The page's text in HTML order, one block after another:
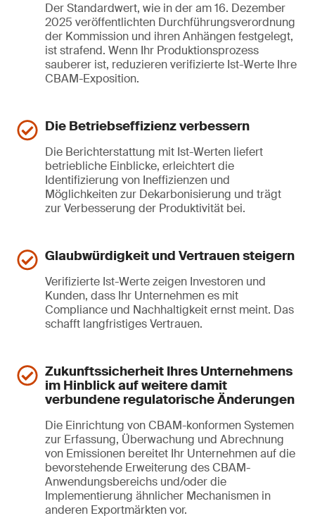
Der Standardwert, wie in der am 16. Dezember
2025 veröffentlichten Durchführungsverordnung
der Kommission und ihren Anhängen festgelegt,
ist strafend. Wenn Ihr Produktionsprozess
sauberer ist, reduzieren verifizierte Ist-Werte Ihre
CBAM-Exposition.
Die Betriebseffizienz verbessern
Die Berichterstattung mit Ist-Werten liefert
betriebliche Einblicke, erleichtert die
Identifizierung von Ineffizienzen und
Möglichkeiten zur Dekarbonisierung und trägt
zur Verbesserung der Produktivität bei.
Glaubwürdigkeit und Vertrauen steigern
Verifizierte Ist-Werte zeigen Investoren und
Kunden, dass Ihr Unternehmen es mit
Compliance und Nachhaltigkeit ernst meint. Das
schafft langfristiges Vertrauen.
Zukunftssicherheit Ihres Unternehmens
im Hinblick auf weitere damit
verbundene regulatorische Änderungen
Die Einrichtung von CBAM-konformen Systemen
zur Erfassung, Überwachung und Abrechnung
von Emissionen bereitet Ihr Unternehmen auf die
bevorstehende Erweiterung des CBAM-
Anwendungsbereichs und/oder die
Implementierung ähnlicher Mechanismen in
anderen Exportmärkten vor.